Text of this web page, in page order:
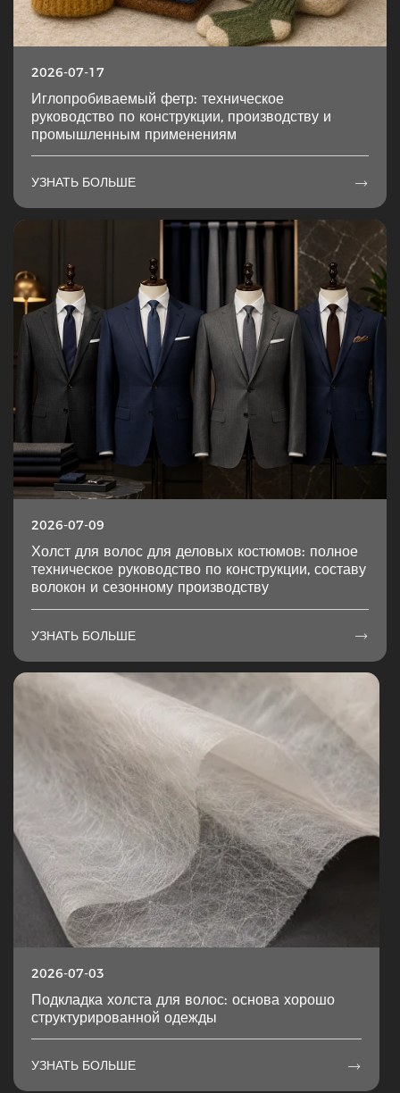
2026-07-17
Иглопробиваемый фетр: техническое
руководство по конструкции, производству и
промышленным применениям
УЗНАТЬ БОЛЬШЕ 
2026-07-09
Холст для волос для деловых костюмов: полное
техническое руководство по конструкции, составу
волокон и сезонному производству
УЗНАТЬ БОЛЬШЕ 
2026-07-03
Подкладка холста для волос: основа хорошо
структурированной одежды
УЗНАТЬ БОЛЬШЕ 